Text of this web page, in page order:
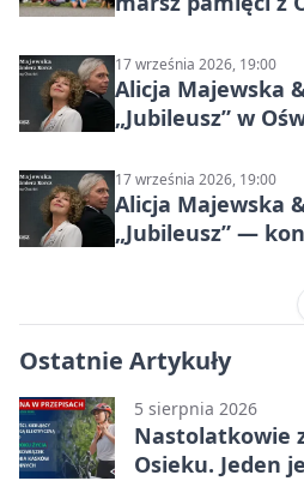
17 września 2026, 19:00
Alicja Majewska
„Jubileusz” w
17 września 2026, 19:00
Alicja Majewska
„Jubileusz” —
Ostatnie Artykuły
5 sierpnia 2026
Nastolatkowie
Osieku. Jeden